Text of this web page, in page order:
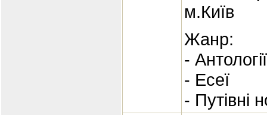
м.Київ
Жанр:
-
- Есеї
- Путівні